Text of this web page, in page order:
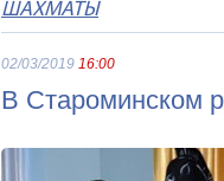
ШАХМАТЫ
02/03/2019 16:00
В Староминском